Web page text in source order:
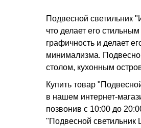
Подвесной светильник
что делает его
графичность и делает
минимализма.
столом, кухонным
Купить товар
в нашем интернет-
позвонив с 10:00 до
"Подвесной светильник